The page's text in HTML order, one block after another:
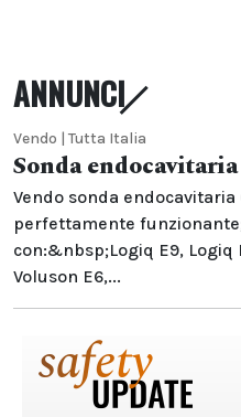
ANNUNCI
Vendo | Tutta Italia
Sonda
Vendo sonda
perfettamente
con:&nbsp;Logiq E9, Logiq
Voluson E6,...